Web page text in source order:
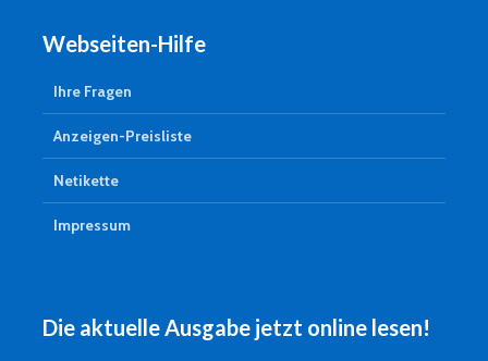
Webseiten-Hilfe
Ihre Fragen
Anzeigen-Preisliste
Netikette
Impressum
Die aktuelle Ausgabe jetzt online lesen!